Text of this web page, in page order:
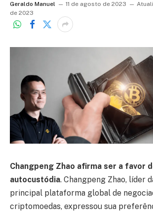
Geraldo Manuel 11 de agosto de 2023
de 2023
Changpeng Zhao afirma ser a favor
autocustódia. Changpeng Zhao, líder
principal plataforma global de
criptomoedas, expressou sua